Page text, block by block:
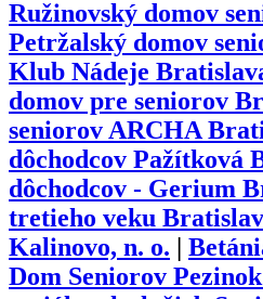
Ružinovský domov
Petržalský domov
Klub Nádeje
domov pre seniorov
seniorov ARCHA
dôchodcov Pažítková
dôchodcov - Gerium
tretieho veku
Kalinovo, n. o.
Dom Seniorov